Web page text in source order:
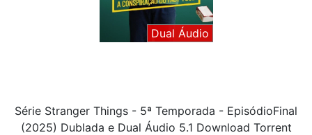
Dual Áudio
Série Stranger Things - 5ª Temporada - EpisódioFinal
(2025) Dublada e Dual Áudio 5.1 Download Torrent